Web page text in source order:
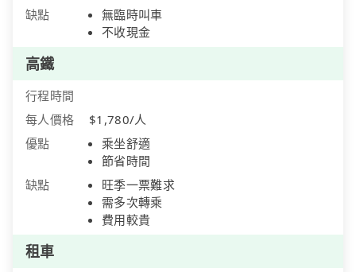
缺點
無臨時叫車
不收現金
高鐵
行程時間
每人價格
$1,780/人
優點
乘坐舒適
節省時間
缺點
旺季一票難求
需多次轉乘
費用較貴
租車